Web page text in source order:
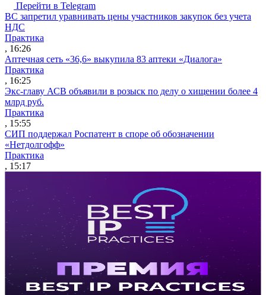
Перейти в Telegram
ВС запретил уравнивать цены участников закупок без учета
НДС
Практика
, 16:26
Аптечная сеть «36,6» выкупила 83 аптеки «Диалога»
Практика
, 16:25
Экс-главу АСВ объявили в розыск по делу о хищении более 4
млрд руб.
Практика
, 15:55
СИП поддержал Роспатент в споре об обозначении
«Нетдолгофф»
Практика
, 15:17